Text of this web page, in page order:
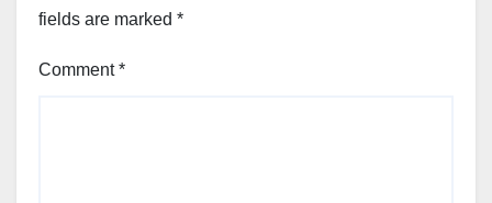
fields are marked *
Comment*